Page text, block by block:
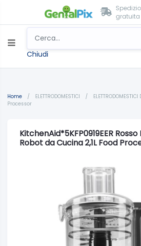
gratuita
Chiudi
Home / ELETTRODOMESTICI /
Processor
KitchenAid*5KFP0919EER
Robot da Cucina 2,1L Food